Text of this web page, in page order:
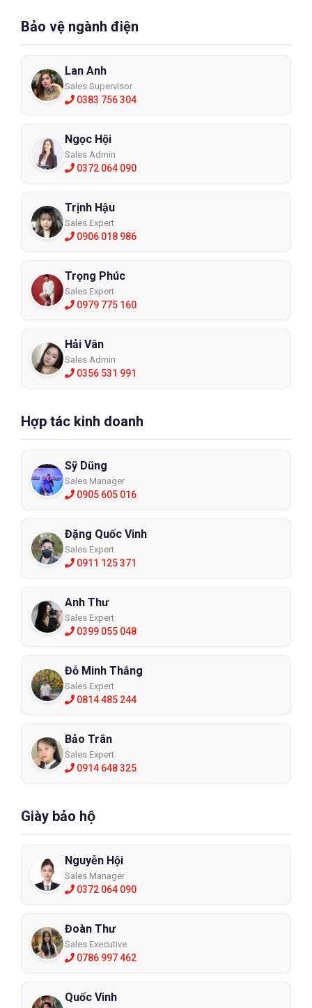
Bảo vệ ngành điện
Lan Anh
Sales Supervisor
0383 756 304
Ngọc Hội
Sales Admin
0372 064 090
Trịnh Hậu
Sales Expert
0906 018 986
Trọng Phúc
Sales Expert
0979 775 160
Hải Vân
Sales Admin
0356 531 991
Hợp tác kinh doanh
Sỹ Dũng
Sales Manager
0905 605 016
Đặng Quốc Vinh
Sales Expert
0911 125 371
Anh Thư
Sales Expert
0399 055 048
Đỗ Minh Thắng
Sales Expert
0814 485 244
Bảo Trân
Sales Expert
0914 648 325
Giày bảo hộ
Nguyễn Hội
Sales Manager
0372 064 090
Đoàn Thư
Sales Executive
0786 997 462
Quốc Vinh